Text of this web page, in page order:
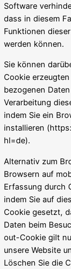
Software
dass in diesem
Funktionen
werden können.
Sie können
Cookie
bezogenen
Verarbeitung
indem Sie ein
installieren
hl=de).
Alternativ zum
Browsern auf
Erfassung durch
indem Sie auf
Cookie gesetzt,
Daten beim
out-Cookie gilt
unsere Website
Löschen Sie die